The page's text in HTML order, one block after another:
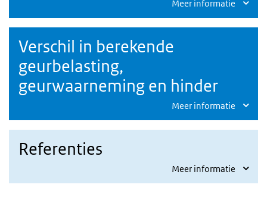
Meer informatie
Verschil in berekende
geurbelasting,
geurwaarneming en hinder
Meer informatie
Referenties
Meer informatie